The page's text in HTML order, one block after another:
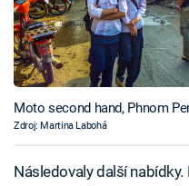
Moto second hand, Phnom
Zdroj: Martina Labohá
Následovaly další